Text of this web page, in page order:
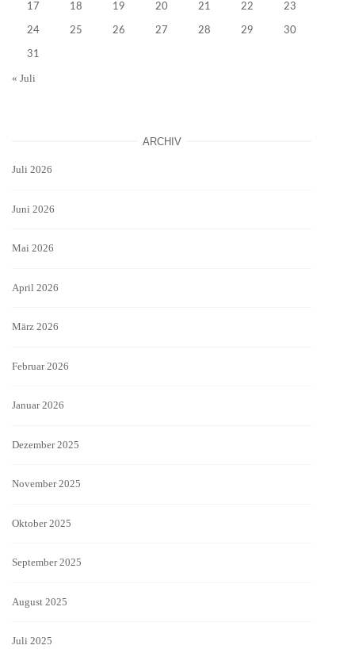
17 18 19 20 21 22 23
24 25 26 27 28 29 30
31
« Juli
ARCHIV
Juli 2026
Juni 2026
Mai 2026
April 2026
März 2026
Februar 2026
Januar 2026
Dezember 2025
November 2025
Oktober 2025
September 2025
August 2025
Juli 2025